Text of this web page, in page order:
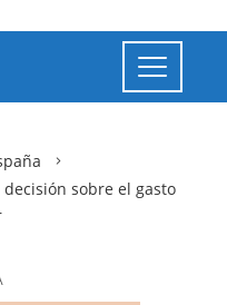
sobre el gasto